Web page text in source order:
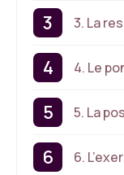
3. La
4. Le
5. La
6.